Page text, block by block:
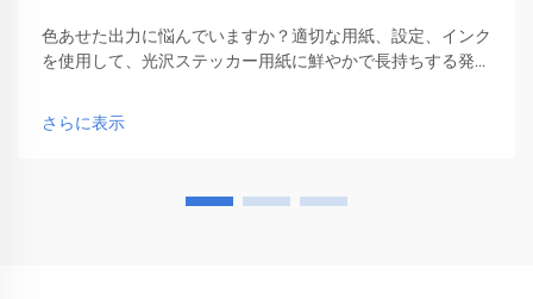
色あせた出力に悩んでいますか？適切な用紙、設定、インク
を使用して、光沢ステッカー用紙に鮮やかで長持ちする発色
しましょう。
さらに表示